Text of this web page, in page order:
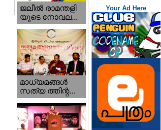
ജലീല്‍ രാമന്തളി
യുടെ നോവല...
മാധ്യമങ്ങള്‍
സത്യ ത്തിന്റ...
Your Ad Here